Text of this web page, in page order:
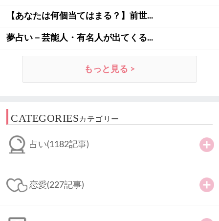
【あなたは何個当てはまる？】前世...
夢占い－芸能人・有名人が出てくる...
もっと見る >
CATEGORIESカテゴリー
占い(1182記事)
恋愛(227記事)